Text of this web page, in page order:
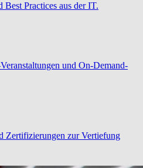
Best Practices aus der IT.
und On-Demand-
Zertifizierungen zur Vertiefung